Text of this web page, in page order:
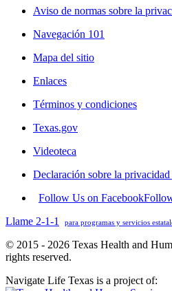
Aviso de normas sobre la
Navegación 101
Mapa del sitio
Enlaces
Términos y condiciones
Texas.gov
Videoteca
Declaración sobre la
Follow Us on Facebook
Llame 2-1-1
para programas y servicios
© 2015 - 2026 Texas Health and
rights reserved.
Navigate Life Texas is a project of: